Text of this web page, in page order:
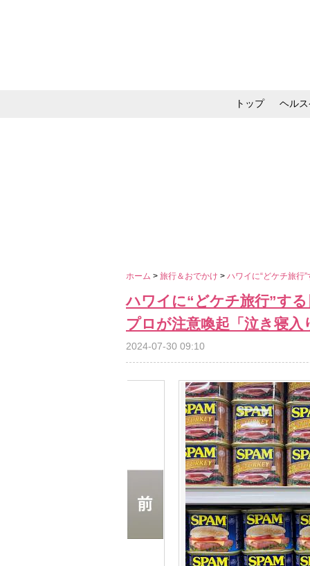
トップ ヘル
ホーム > 旅行＆おでかけ > ハワイに“どケチ旅行
ハワイに“どケチ旅行”す
プロが注意喚起「泣き寝入
2024-07-30 09:10